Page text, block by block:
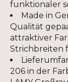
funktionaler
Made in
Qualität
attraktiver
Strichbreiten
206 in der